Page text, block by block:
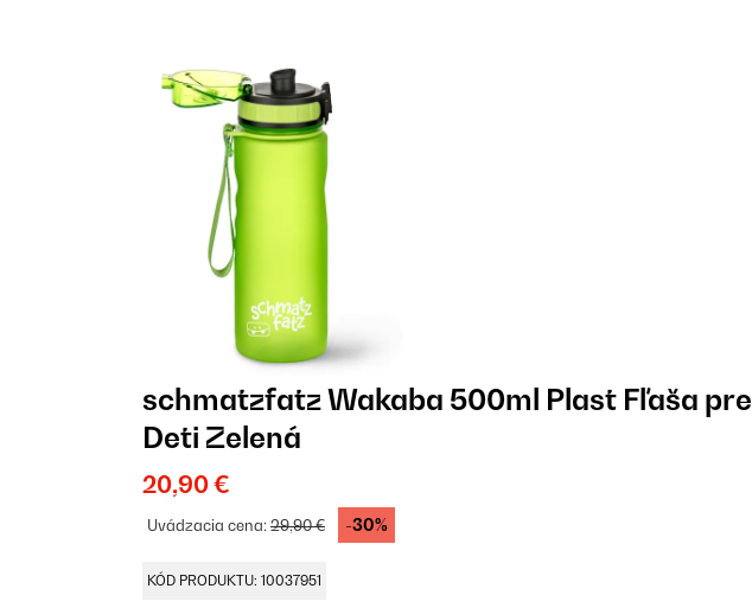
schmatzfatz Wakaba 500ml Plast Fľaša pre
Deti Zelená
20,90 €
Uvádzacia cena:29,90 € -30%
KÓD PRODUKTU: 10037951